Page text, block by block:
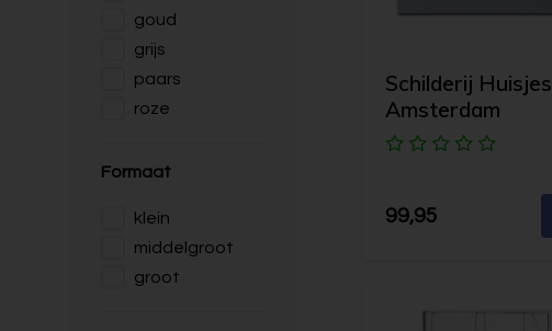
goud
grijs
paars
roze
Formaat
klein
middelgroot
groot
Schilderij Huisjes
Amsterdam
99,95